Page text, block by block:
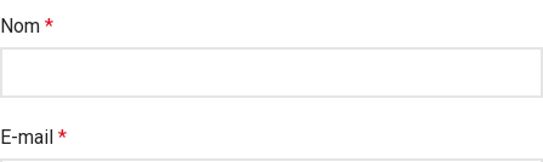
Nom *
E-mail *